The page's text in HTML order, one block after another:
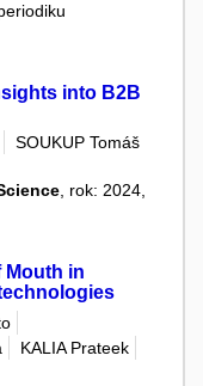
into B2B
SOUKUP Tomáš
, rok: 2024,
Mouth in
KALIA Prateek